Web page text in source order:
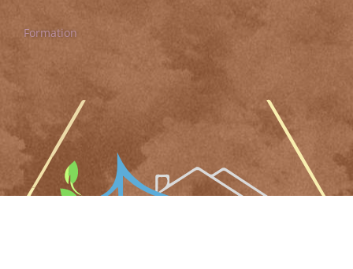
Formation